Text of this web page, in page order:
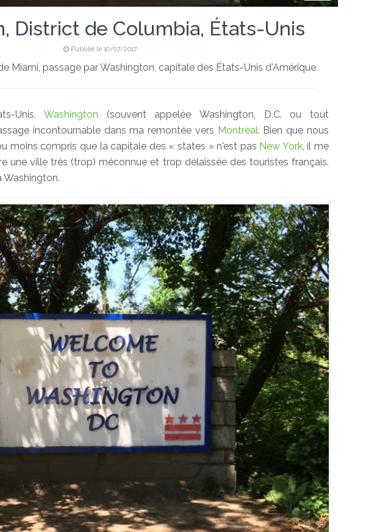
District de Columbia, États-Unis
Publiée le 10/07/2017
Miami, passage par Washington, capitale des États-Unis d'Amérique.
Unis, Washington (souvent appelée Washington, D.C. ou tout
incontournable dans ma remontée vers Montréal. Bien que nous
moins compris que la capitale des « states » n'est pas New York, il me
une ville très (trop) méconnue et trop délaissée des touristes français.
Washington.